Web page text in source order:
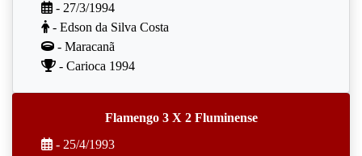
- 27/3/1994
- Edson da Silva Costa
- Maracanã
- Carioca 1994
Flamengo 3 X 2 Fluminense
- 25/4/1993